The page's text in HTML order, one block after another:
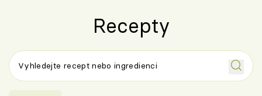
Recepty